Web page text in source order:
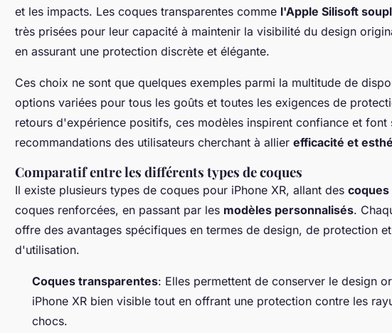
et les impacts. Les coques transparentes comme l'Apple Silisoft
très prisées pour leur capacité à maintenir la visibilité du design
en assurant une protection discrète et élégante.
Ces choix ne sont que quelques exemples parmi la multitude de
options variées pour tous les goûts et toutes les exigences de
retours d'expérience positifs, ces modèles inspirent confiance et font
recommandations des utilisateurs cherchant à allier efficacité et
Comparatif entre les différents types de coques
Il existe plusieurs types de coques pour iPhone XR, allant des
coques renforcées, en passant par les modèles personnalisés.
offre des avantages spécifiques en termes de design, de protection
d'utilisation.
Coques transparentes: Elles permettent de conserver le design
iPhone XR bien visible tout en offrant une protection contre les
chocs.